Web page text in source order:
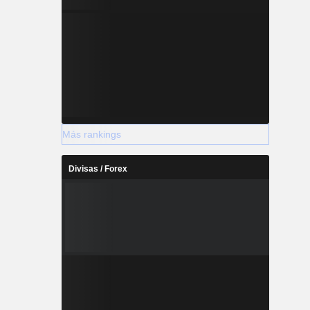
Más rankings
Divisas / Forex